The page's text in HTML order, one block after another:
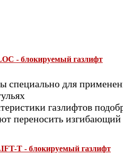
- блокируемый газлифт
специально для
газлифтов
переносить
T - блокируемый газлифт